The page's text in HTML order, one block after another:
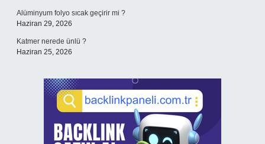
Alüminyum folyo sıcak geçirir mi ?
Haziran 29, 2026
Katmer nerede ünlü ?
Haziran 25, 2026